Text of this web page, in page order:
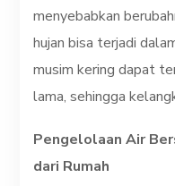
menyebabkan
hujan bisa terjadi
musim kering dapat
lama, sehingga
Pengelolaan Air
dari Rumah